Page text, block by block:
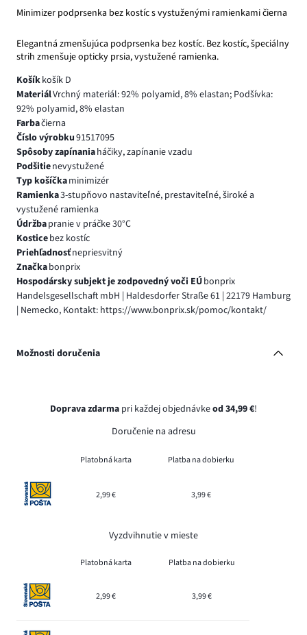
Minimizer podprsenka bez kostíc s vystuženými ramienkami čierna
Elegantná zmenšujúca podprsenka bez kostíc. Bez kostíc, špeciálny
strih zmenšuje opticky prsia, vystužené ramienka.
Košíkkošík D
MateriálVrchný materiál: 92% polyamid, 8% elastan; Podšívka:
92% polyamid, 8% elastan
Farbačierna
Číslo výrobku91517095
Spôsoby zapínaniaháčiky, zapínanie vzadu
Podšitienevystužené
Typ košíčkaminimizér
Ramienka3-stupňovo nastaviteľné, prestaviteľné, široké a
vystužené ramienka
Údržbapranie v práčke 30°C
Kosticebez kostíc
Priehľadnosťnepriesvitný
Značkabonprix
Hospodársky subjekt je zodpovedný voči EÚbonprix
Handelsgesellschaft mbH | Haldesdorfer Straße 61 | 22179 Hamburg
| Nemecko, Kontakt: https://www.bonprix.sk/pomoc/kontakt/
Možnosti doručenia
Doprava zdarma pri každej objednávkeod 34,99 €!
Doručenie na adresu
Platobná karta Platba na dobierku
2,99 € 3,99 €
Vyzdvihnutie v mieste
Platobná karta Platba na dobierku
2,99 € 3,99 €